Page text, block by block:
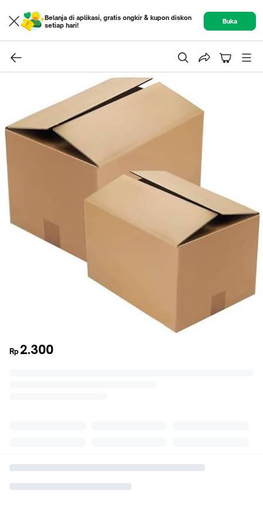
Belanja di aplikasi, gratis ongkir & kupon diskon
setiap hari!
Buka
Rp 2.300